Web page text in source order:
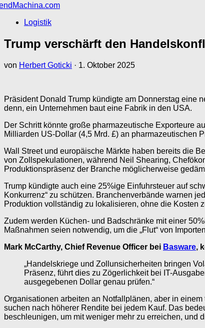
Logistik
Trump verschärft den
von Herbert Goticki · 1. Oktober 2025
Präsident Donald Trump kündigte am Donnerstag eine
denn, ein Unternehmen baut eine Fabrik in den USA.
Der Schritt könnte große pharmazeutische Exporteure
Milliarden US-Dollar (4,5 Mrd. £) an pharmazeutischen
Wall Street und europäische Märkte haben bereits die
von Zollspekulationen, während Neil Shearing,
Produktionspräsenz der Branche möglicherweise
Trump kündigte auch eine 25%ige Einfuhrsteuer auf
Konkurrenz“ zu schützen. Branchenverbände warnen
Produktion vollständig zu lokalisieren, ohne die Kosten
Zudem werden Küchen- und Badschränke mit einer
Maßnahmen seien notwendig, um die „Flut“ von
Mark McCarthy, Chief Revenue Officer bei Basware,
„Handelskriege und Zollunsicherheiten bringen
Präsenz, führt dies zu Zögerlichkeit bei IT-
ausgegebenen Dollar genau prüfen.“
Organisationen arbeiten an Notfallplänen, aber in
suchen nach höherer Rendite bei jedem Kauf. Das
beschleunigen, um mit weniger mehr zu erreichen, und